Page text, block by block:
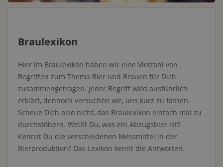
Braulexikon
Hier im Braulexikon haben wir eine Vielzahl von
Begriffen zum Thema Bier und Brauen für Dich
zusammengetragen. Jeder Begriff wird ausführlich
erklärt, dennoch versuchen wir, uns kurz zu fassen.
Scheue Dich also nicht, das Braulexikon einfach mal zu
durchstöbern. Weißt Du, was ein Abzugsbier ist?
Kennst Du die verschiedenen Messmittel in der
Bierproduktion? Das Lexikon kennt die Antworten.